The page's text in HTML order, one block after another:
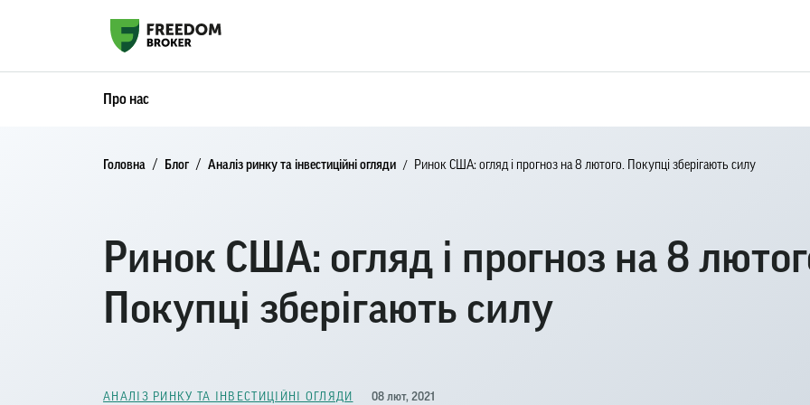
Про нас
Головна Блог Аналіз ринку та інвестиційні огляди Ринок США: огляд і прогноз на 8 лютого. Покупці зберігають силу
Ринок США: огляд і прогноз на 8
Покупці зберігають силу
АНАЛІЗ РИНКУ ТА ІНВЕСТИЦІЙНІ ОГЛЯДИ 08 лют, 2021